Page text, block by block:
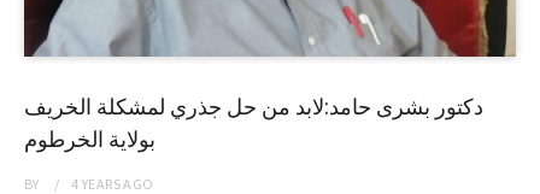
دكتور بشرى حامد:لابد من حل جذري لمشكلة الخريف
بولاية الخرطوم
BY 4 YEARSAGO